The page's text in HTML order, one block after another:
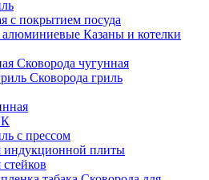
с покрытием посуда
Казаны и котелки
Сковорода чугунная
Сковорода гриль
с прессом
индукционной плиты